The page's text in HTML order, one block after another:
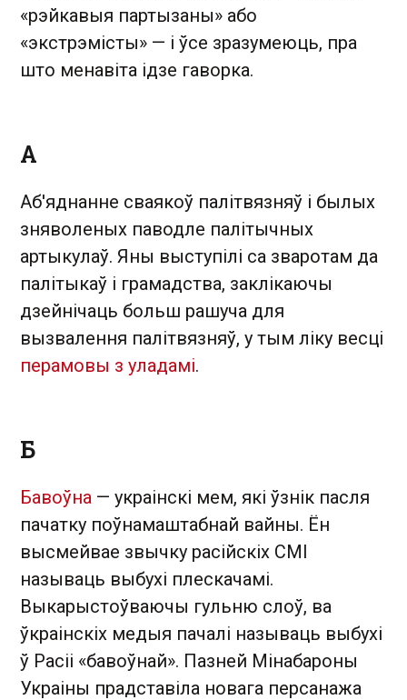
«рэйкавыя партызаны» або
«экстрэмісты» — і ўсе зразумеюць, пра
што менавіта ідзе гаворка.
А
Аб'яднанне сваякоў палітвязняў і былых
зняволеных паводле палітычных
артыкулаў. Яны выступілі са зваротам да
палітыкаў і грамадства, заклікаючы
дзейнічаць больш рашуча для
вызвалення палітвязняў, у тым ліку весці
перамовы з уладамі.
Б
Бавоўна — украінскі мем, які ўзнік пасля
пачатку поўнамаштабнай вайны. Ён
высмейвае звычку расійскіх СМІ
называць выбухі плескачамі.
Выкарыстоўваючы гульню слоў, ва
ўкраінскіх медыя пачалі называць выбухі
ў Расіі «бавоўнай». Пазней Мінабароны
Украіны прадставіла новага персанажа